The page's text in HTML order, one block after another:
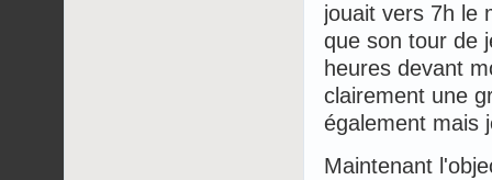
jouait vers 7h le
que son tour de
heures devant
clairement une
également mais
Maintenant